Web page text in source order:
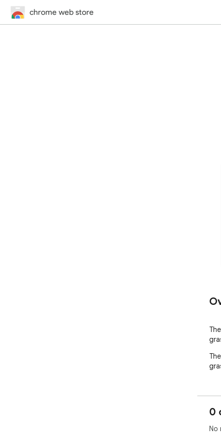
chrome web store
0
No